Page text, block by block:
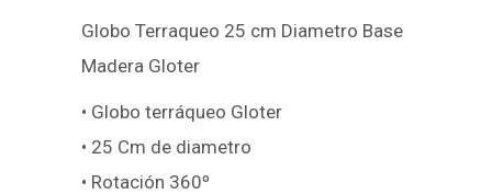
Globo Terraqueo 25 cm Diametro Base
Madera Gloter
• Globo terráqueo Gloter
• 25 Cm de diametro
• Rotación 360º